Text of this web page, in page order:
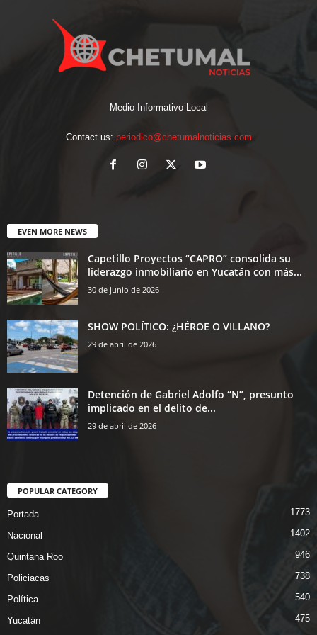
Medio Informativo Local
Contact us: periodico@chetumalnoticias.com
EVEN MORE NEWS
Capetillo Proyectos “CAPRO” consolida su
liderazgo inmobiliario en Yucatán con más...
30 de junio de 2026
SHOW POLÍTICO: ¿HÉROE O VILLANO?
29 de abril de 2026
Detención de Gabriel Adolfo “N”, presunto
implicado en el delito de...
29 de abril de 2026
POPULAR CATEGORY
Portada 1773
Nacional 1402
Quintana Roo 946
Policiacas 738
Política 540
Yucatán
475